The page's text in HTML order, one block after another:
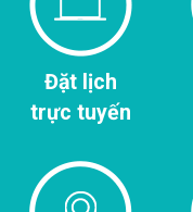
Đặt lịch
trực tuyến